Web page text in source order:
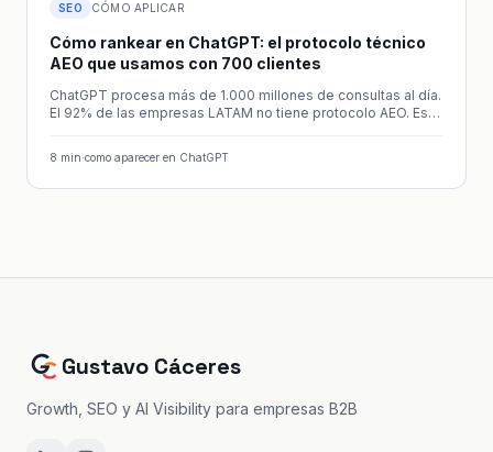
SEO CÓMO APLICAR
Cómo rankear en ChatGPT: el protocolo técnico
AEO que usamos con 700 clientes
ChatGPT procesa más de 1.000 millones de consultas al día.
El 92% de las empresas LATAM no tiene protocolo AEO. Este
8 min·como aparecer en ChatGPT
Gustavo Cáceres
Growth, SEO y AI Visibility para empresas B2B